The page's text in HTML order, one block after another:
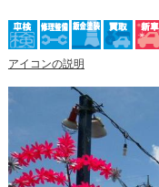
アイコンの説明